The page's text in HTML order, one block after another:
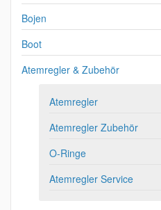
Bojen
Boot
Atemregler & Zubehör
Atemregler
Atemregler Zubehör
O-Ringe
Atemregler Service